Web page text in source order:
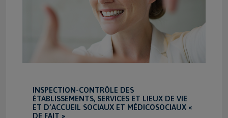
INSPECTION-CONTRÔLE DES
ÉTABLISSEMENTS, SERVICES ET LIEUX DE VIE
ET D’ACCUEIL SOCIAUX ET MÉDICOSOCIAUX «
DE FAIT »